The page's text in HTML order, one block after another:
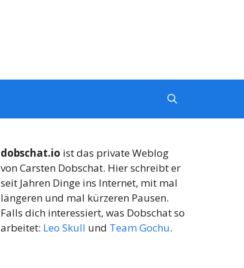
dobschat.io ist das private Weblog
von Carsten Dobschat. Hier schreibt er
seit Jahren Dinge ins Internet, mit mal
längeren und mal kürzeren Pausen.
Falls dich interessiert, was Dobschat so
arbeitet: Leo Skull und Team Gochu.